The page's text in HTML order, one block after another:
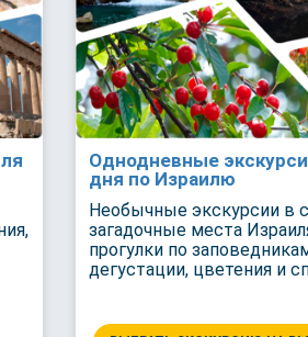
Однодневные
дня по Израилю
Необычные экскурсии в
загадочные места
прогулки по
дегустации, цветения и